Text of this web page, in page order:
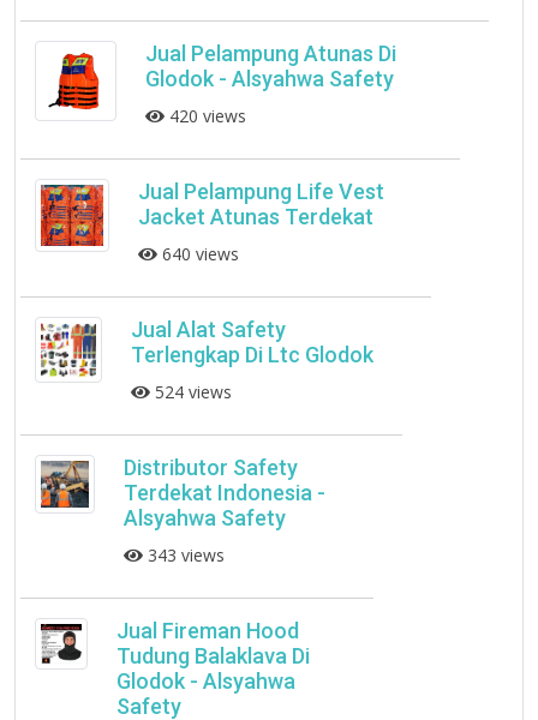
Jual Pelampung Atunas Di
Glodok - Alsyahwa Safety
420 views
Jual Pelampung Life Vest
Jacket Atunas Terdekat
640 views
Jual Alat Safety
Terlengkap Di Ltc Glodok
524 views
Distributor Safety
Terdekat Indonesia -
Alsyahwa Safety
343 views
Jual Fireman Hood
Tudung Balaklava Di
Glodok - Alsyahwa
Safety